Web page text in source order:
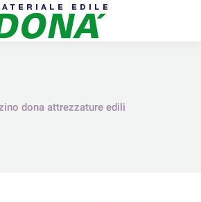
dona attrezzature edili